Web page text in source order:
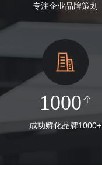
专注企业品牌策划
1000 个
成功孵化品牌1000+